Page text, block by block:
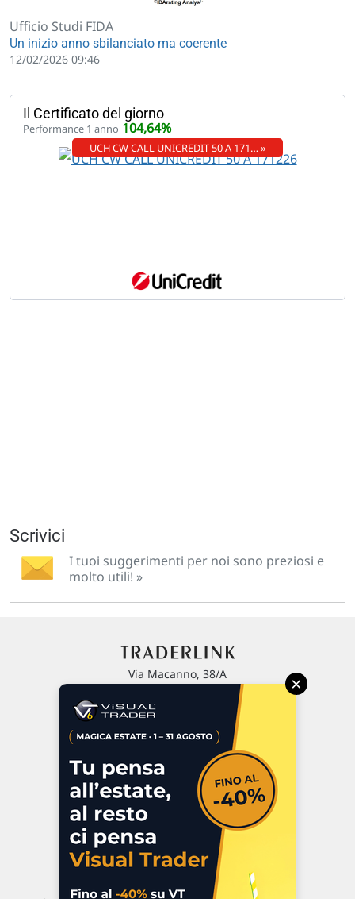
Ufficio Studi FIDA
Un inizio anno sbilanciato ma coerente
12/02/2026 09:46
Il Certificato del giorno
Performance 1 anno 104,64%
UCH CW CALL UNICREDIT 50 A 171… »
Scrivici
I tuoi suggerimenti per noi sono preziosi e
molto utili! »
Via Macanno, 38/A
P.IVA 02 452 460 401
Commenti e segnalazioni
Contattaci
×